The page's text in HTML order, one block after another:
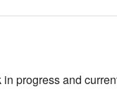
progress and